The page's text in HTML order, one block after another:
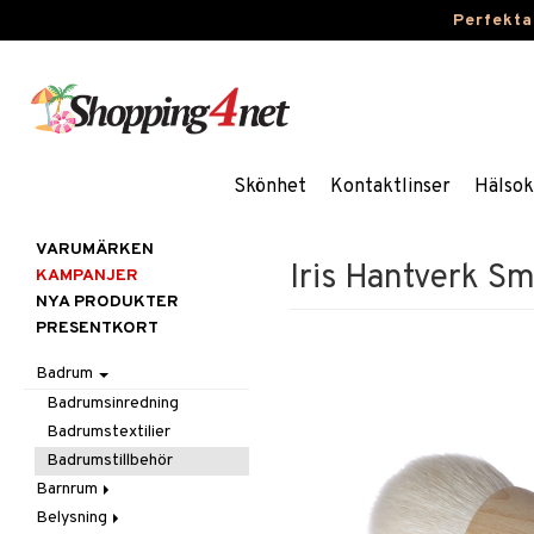
Skönhet Kontaktlinser
Iris Hantverk
VARUMÄRKEN
KAMPANJER
NYA PRODUKTER
PRESENTKORT
Badrum
Badrumsinredning
Badrumstextilier
Badrumstillbehör
Barnrum
Barnlampor
Belysning